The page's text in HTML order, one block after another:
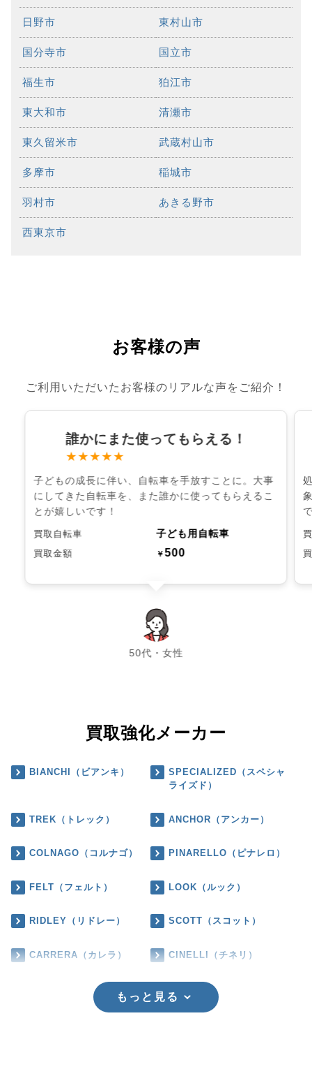
日野市 東村山市
国分寺市 国立市
福生市 狛江市
東大和市 清瀬市
東久留米市 武蔵村山市
多摩市 稲城市
羽村市 あきる野市
西東京市
お客様の声
ご利用いただいたお客様のリアルな声をご紹介！
誰かにまた使ってもらえる！
★★★★★
子どもの成長に伴い、自転車を手放すことに。大事
にしてきた自転車を、また誰かに使ってもらえるこ
とが嬉しいです！
買取自転車 子ども用自転車
買取金額 ￥500
50代・女性
chevron_left chevron_right
買取強化メーカー
BIANCHI（ビアンキ）
SPECIALIZED（スペシャ
ライズド）
TREK（トレック） ANCHOR（アンカー）
COLNAGO（コルナゴ） PINARELLO（ピナレロ）
FELT（フェルト） LOOK（ルック）
RIDLEY（リドレー） SCOTT（スコット）
CARRERA（カレラ） CINELLI（チネリ）
もっと見る